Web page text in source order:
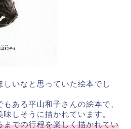
しいなと思っていた絵本でし
もある平山和子さんの絵本で、
しそうに描かれています。
までの行程を楽しく描かれてい